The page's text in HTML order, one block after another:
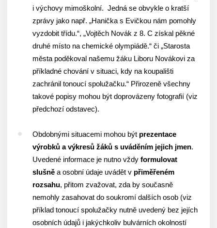
i výchovy mimoškolní. Jedná se obvykle o kratší
zprávy jako např. „Hanička s Evičkou nám pomohly
vyzdobit třídu.“, „Vojtěch Novák z 8. C získal pěkné
druhé místo na chemické olympiádě.“ či „Starosta
města poděkoval našemu žáku Liboru Novákovi za
příkladné chování v situaci, kdy na koupališti
zachránil tonoucí spolužačku.“ Přirozeně všechny
takové popisy mohou být doprovázeny fotografií (viz
předchozí odstavec).
Obdobnými situacemi mohou být prezentace
výrobků a výkresů žáků s uváděním jejich jmen.
Uvedené informace je nutno vždy formulovat
slušně a osobní údaje uvádět v přiměřeném
rozsahu, přitom zvažovat, zda by současně
nemohly zasahovat do soukromí dalších osob (viz
příklad tonoucí spolužačky nutně uvedený bez jejích
osobních údajů i jakýchkoliv bulvárních okolností